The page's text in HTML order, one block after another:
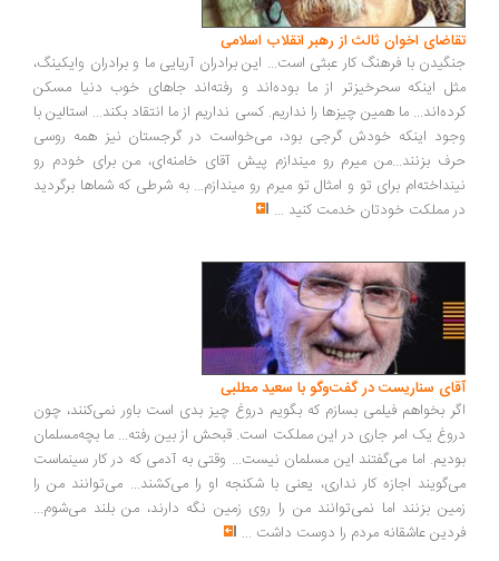
اخوان ثالث از رهبر انقلاب اسلامی
با فرهنگ کار عبثی است... این برادران آریایی ما و برادران وایکینگ،
اینکه سحرخیزتر از ما بوده‌اند و رفته‌اند جاهای خوب دنیا مسکن
ما همین چیزها را نداریم. کسی نداریم از ما انتقاد بکند... استالین با
اینکه خودش گرجی بود، می‌خواست در گرجستان نیز همه روسی
بزنند...من میرم رو میندازم پیش آقای خامنه‌ای، من برای خودم رو
برای تو و امثال تو میرم رو میندازم... به شرطی که شماها برگردید
مملکت خودتان خدمت کنید...
سناریست در گفت‌وگو با سعید مطلبی
بخواهم فیلمی بسازم که بگویم دروغ چیز بدی است باور نمی‌کنند، چون
یک امر جاری در این مملکت است. قبحش از بین رفته... ما بچه‌مسلمان
اما می‌گفتند این مسلمان نیست... وقتی به آدمی که در کار سینماست
اجازه کار نداری، یعنی با شکنجه او را می‌کشند... می‌توانند من را
بزنند اما نمی‌توانند من را روی زمین نگه دارند، من بلند می‌شوم...
عاشقانه مردم را دوست داشت ...